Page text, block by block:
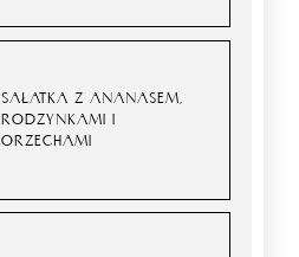
SAŁATKA Z ANANASEM,
RODZYNKAMI I
ORZECHAMI